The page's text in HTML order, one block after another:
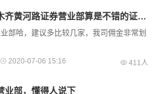
老师，金元证券乌鲁木齐黄河路证券营业部算是不错的证券营业部吗？
部哈，建议多比较几家，我司佣金非常划
2020-07-06 15:16 411人
业部，懂得人说下